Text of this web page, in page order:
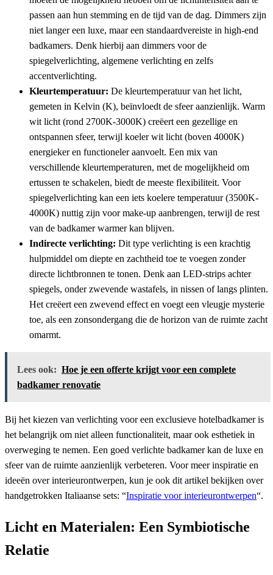
passen aan hun stemming en de tijd van de dag. Dimmers zijn
niet langer een luxe, maar een standaardvereiste in high-end
badkamers. Denk hierbij aan dimmers voor de
spiegelverlichting, algemene verlichting en zelfs
accentverlichting.
Kleurtemperatuur: De kleurtemperatuur van het licht,
gemeten in Kelvin (K), beïnvloedt de sfeer aanzienlijk. Warm
wit licht (rond 2700K-3000K) creëert een gezellige en
ontspannen sfeer, terwijl koeler wit licht (boven 4000K)
energieker en functioneler aanvoelt. Een mix van
verschillende kleurtemperaturen, met de mogelijkheid om
ertussen te schakelen, biedt de meeste flexibiliteit. Voor
spiegelverlichting kan een iets koelere temperatuur (3500K-
4000K) nuttig zijn voor make-up aanbrengen, terwijl de rest
van de badkamer warmer kan blijven.
Indirecte verlichting: Dit type verlichting is een krachtig
hulpmiddel om diepte en zachtheid toe te voegen zonder
directe lichtbronnen te tonen. Denk aan LED-strips achter
spiegels, onder zwevende wastafels, in nissen of langs plinten.
Het creëert een zwevend effect en voegt een vleugje mysterie
toe, als een zonsondergang die de horizon van de ruimte zacht
omarmt.
Lees ook: Hoe je een offerte krijgt voor een complete
badkamer renovatie
Bij het kiezen van verlichting voor een exclusieve hotelbadkamer is
het belangrijk om niet alleen functionaliteit, maar ook esthetiek in
overweging te nemen. Een goed verlichte badkamer kan de luxe en
sfeer van de ruimte aanzienlijk verbeteren. Voor meer inspiratie en
ideeën over interieurontwerpen, kun je ook dit artikel bekijken over
handgetrokken Italiaanse sets: “Inspiratie voor interieurontwerpen“.
Licht en Materialen: Een Symbiotische
Relatie